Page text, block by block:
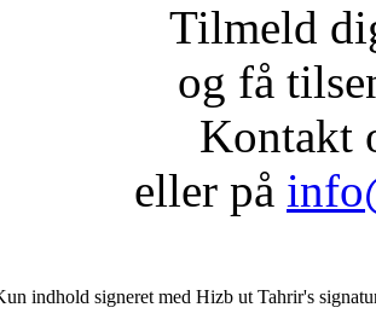
Tilmeld
og få
Kontakt
eller på
indhold signeret med Hizb ut Tahrir's